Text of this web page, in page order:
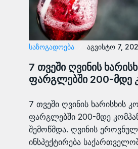
ᲡᲐᲖᲝᲒᲐᲓᲝᲔᲑᲐ აგვისტო 7,
7 თვეში ღვინის
ფარგლებში 200-მდე
7 თვეში ღვინის ხარისხის
ფარგლებში 200-მდე
შემოწმდა. ღვინის
ინსპექტირება